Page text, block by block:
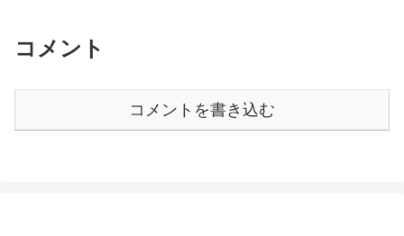
コメント
コメントを書き込む